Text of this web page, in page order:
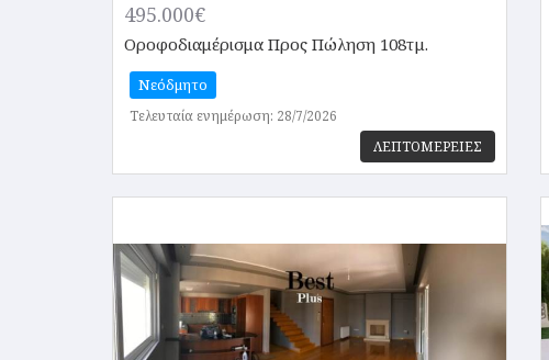
495.000€
Οροφοδιαμέρισμα Προς Πώληση 108τμ.
Νεόδμητο
Τελευταία ενημέρωση: 28/7/2026
ΛΕΠΤΟΜΕΡΕΙΕΣ